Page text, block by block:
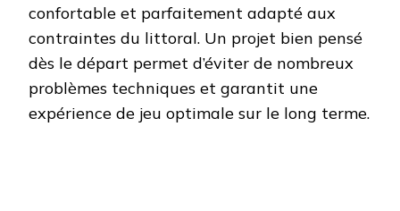
confortable et parfaitement adapté aux
contraintes du littoral. Un projet bien pensé
dès le départ permet d’éviter de nombreux
problèmes techniques et garantit une
expérience de jeu optimale sur le long terme.